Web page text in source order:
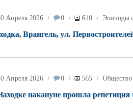
Апреля 2026 / 0 / 610 / Эпизоды
Врангель, ул.
Апреля 2026 / 0 / 565 / Общество
накануне прошла